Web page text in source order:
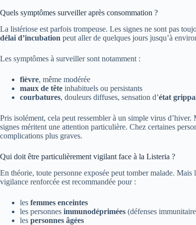
Quels symptômes surveiller après consommation ?
La listériose est parfois trompeuse. Les signes ne sont pas
délai d’incubation peut aller de quelques jours jusqu’à
Les symptômes à surveiller sont notamment :
fièvre, même modérée
maux de tête inhabituels ou persistants
courbatures, douleurs diffuses, sensation d’état
Pris isolément, cela peut ressembler à un simple virus
signes méritent une attention particulière. Chez certaines
complications plus graves.
Qui doit être particulièrement vigilant face à la Listeria ?
En théorie, toute personne exposée peut tomber malade.
vigilance renforcée est recommandée pour :
les femmes enceintes
les personnes immunodéprimées (défenses
les personnes âgées